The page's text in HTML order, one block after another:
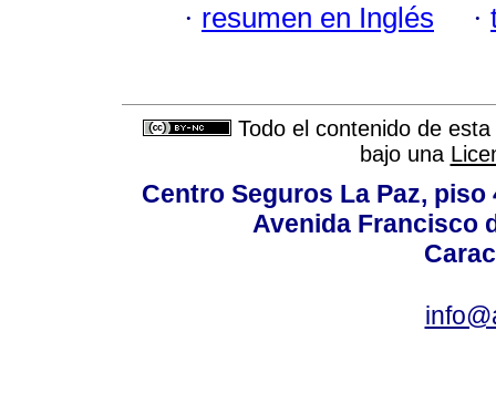
· resumen en Inglés ·
Todo el contenido de
bajo una
Centro Seguros La Paz,
Avenida Francisco